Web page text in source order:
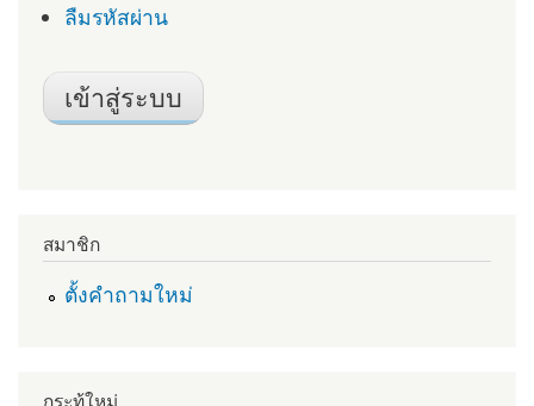
ลืมรหัสผ่าน
สมาชิก
ตั้งคำถามใหม่
กระทู้ใหม่